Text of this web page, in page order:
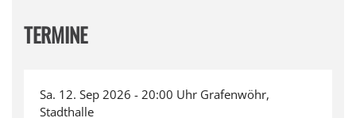
TERMINE
Sa. 12. Sep 2026 - 20:00 Uhr Grafenwöhr,
Stadthalle